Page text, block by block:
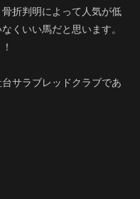
折判明によって人気が低
くいい馬だと思います。
サラブレッドクラブであ